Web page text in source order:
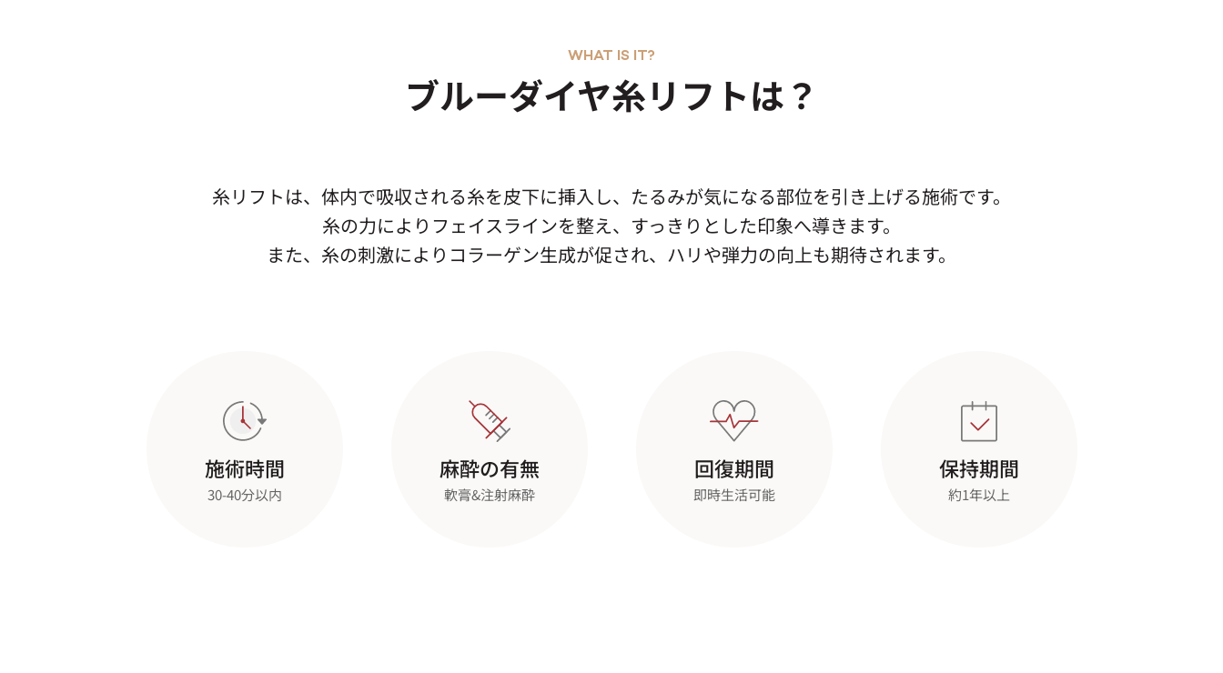
ブルーダイヤ糸リフトは？
WHAT IS IT?
糸リフトは、体内で吸収される糸を皮下に挿入し、たるみが気になる部位を引き上げる施術です。
糸の力によりフェイスラインを整え、すっきりとした印象へ導きます。
また、糸の刺激によりコラーゲン生成が促され、ハリや弾力の向上も期待されます。
施術時間
30-40分以内
麻酔の有無
軟膏&注射麻酔
回復期間
即時生活可能
保持期間
約1年以上